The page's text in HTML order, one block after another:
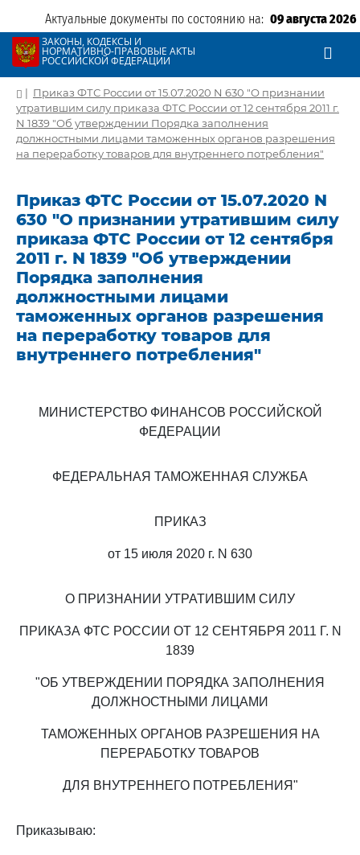
Актуальные документы по состоянию на: 09 августа 2026
ЗАКОНЫ, КОДЕКСЫ И
НОРМАТИВНО-ПРАВОВЫЕ АКТЫ
РОССИЙСКОЙ ФЕДЕРАЦИИ
| Приказ ФТС России от 15.07.2020 N 630 "О признании
утратившим силу приказа ФТС России от 12 сентября 2011 г.
N 1839 "Об утверждении Порядка заполнения
должностными лицами таможенных органов разрешения
на переработку товаров для внутреннего потребления"
Приказ ФТС России от 15.07.2020 N
630 "О признании утратившим силу
приказа ФТС России от 12 сентября
2011 г. N 1839 "Об утверждении
Порядка заполнения
должностными лицами
таможенных органов разрешения
на переработку товаров для
внутреннего потребления"
МИНИСТЕРСТВО ФИНАНСОВ РОССИЙСКОЙ
ФЕДЕРАЦИИ
ФЕДЕРАЛЬНАЯ ТАМОЖЕННАЯ СЛУЖБА
ПРИКАЗ
от 15 июля 2020 г. N 630
О ПРИЗНАНИИ УТРАТИВШИМ СИЛУ
ПРИКАЗА ФТС РОССИИ ОТ 12 СЕНТЯБРЯ 2011 Г. N
1839
"ОБ УТВЕРЖДЕНИИ ПОРЯДКА ЗАПОЛНЕНИЯ
ДОЛЖНОСТНЫМИ ЛИЦАМИ
ТАМОЖЕННЫХ ОРГАНОВ РАЗРЕШЕНИЯ НА
ПЕРЕРАБОТКУ ТОВАРОВ
ДЛЯ ВНУТРЕННЕГО ПОТРЕБЛЕНИЯ"
Приказываю: